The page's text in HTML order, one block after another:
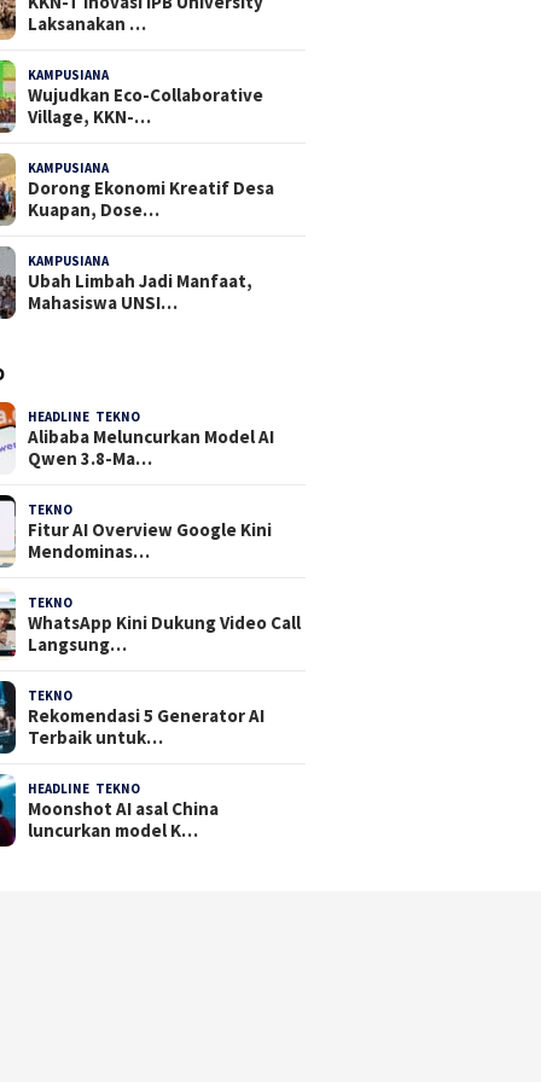
Laksanakan …
KAMPUSIANA
Wujudkan Eco-Collaborative
Village, KKN-…
KAMPUSIANA
Dorong Ekonomi Kreatif Desa
Kuapan, Dose…
KAMPUSIANA
Ubah Limbah Jadi Manfaat,
Mahasiswa UNSI…
HEADLINE TEKNO
Alibaba Meluncurkan Model AI
Qwen 3.8-Ma…
TEKNO
Fitur AI Overview Google Kini
Mendominas…
TEKNO
WhatsApp Kini Dukung Video Call
Langsung…
TEKNO
Rekomendasi 5 Generator AI
Terbaik untuk…
HEADLINE TEKNO
Moonshot AI asal China
luncurkan model K…